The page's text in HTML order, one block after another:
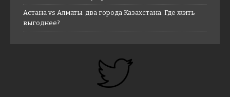
Астана vs Алматы: два города Казахстана. Где жить
выгоднее?